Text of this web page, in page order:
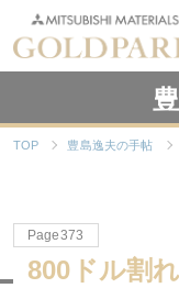
TOP 豊島逸夫の手帖
Page373
800ドル割れ